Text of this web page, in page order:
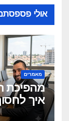
אולי
מאמרים
מהפיכת
איך
בלחיצת